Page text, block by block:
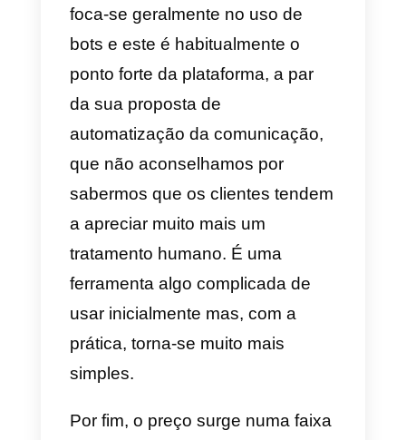
Além disso, o apoio da
excelente, os agentes são muito
amigáveis e respondem
rapidamente aos clientes,
também em poucos minutos. É
sem dúvida uma das melhores
opções que tens para ativar o
WhatsApp multi-agente
computadores.